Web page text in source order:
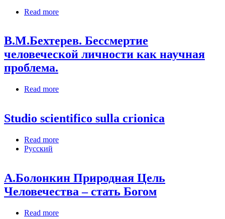
Read more
В.М.Бехтерев. Бессмертие
человеческой личности как научная
проблема.
Read more
Studio scientifico sulla crionica
Read more
Русский
А.Болонкин Природная Цель
Человечества – стать Богом
Read more